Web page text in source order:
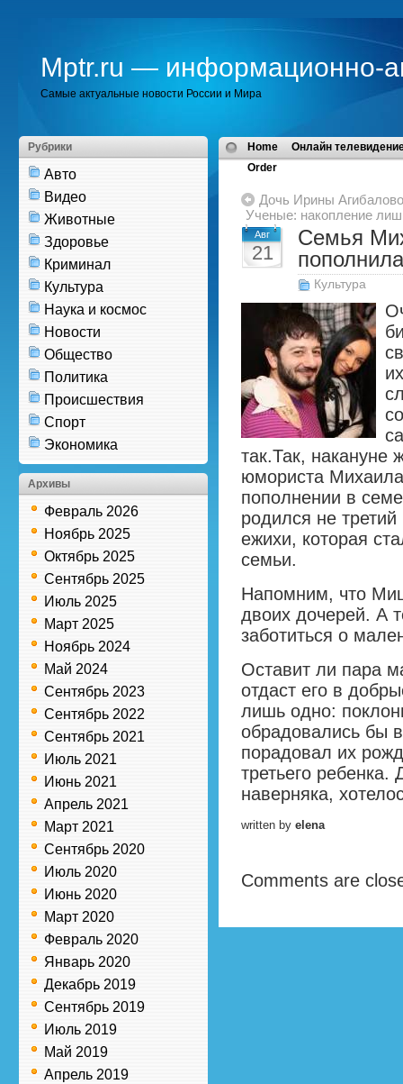
Mptr.ru — информационно-
Самые актуальные новости России и Мира
Рубрики
Авто
Видео
Животные
Здоровье
Криминал
Культура
Наука и космос
Новости
Общество
Политика
Происшествия
Спорт
Экономика
Архивы
Февраль 2026
Ноябрь 2025
Октябрь 2025
Сентябрь 2025
Июль 2025
Март 2025
Ноябрь 2024
Май 2024
Сентябрь 2023
Сентябрь 2022
Сентябрь 2021
Июль 2021
Июнь 2021
Апрель 2021
Март 2021
Сентябрь 2020
Июль 2020
Июнь 2020
Март 2020
Февраль 2020
Январь 2020
Декабрь 2019
Сентябрь 2019
Июль 2019
Май 2019
Апрель 2019
Home
Онлайн
Order
Дочь Ирины
Ученые: накопление
Авг
21
Семья
Культура
так.Так, накануне
юмориста
пополнении в
родился не
ежихи, которая
семьи.
Напомним, что
двоих дочерей. А
заботиться о
Оставит ли пара
отдаст его в
лишь одно:
обрадовались бы
порадовал их
третьего
наверняка,
written by elena
Comments are